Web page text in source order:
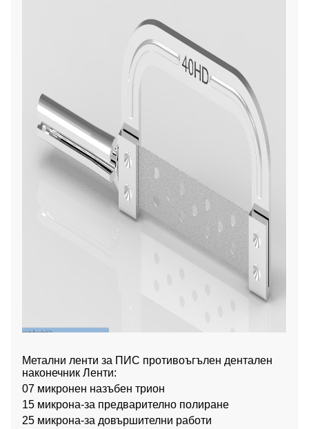
Метални ленти за ПИС противоъгълен дентален
наконечник Ленти:
07 микронен назъбен трион
15 микрона-за предварително полиране
25 микрона-за довършителни работи